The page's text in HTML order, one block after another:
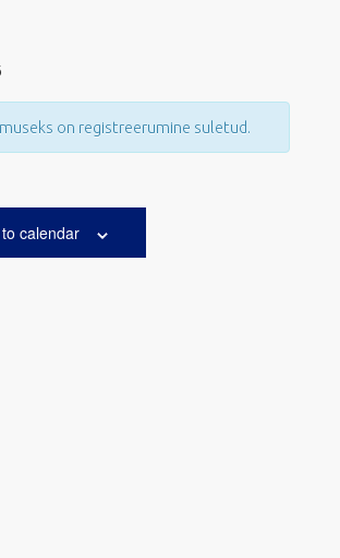
on registreerumine suletud.
calendar